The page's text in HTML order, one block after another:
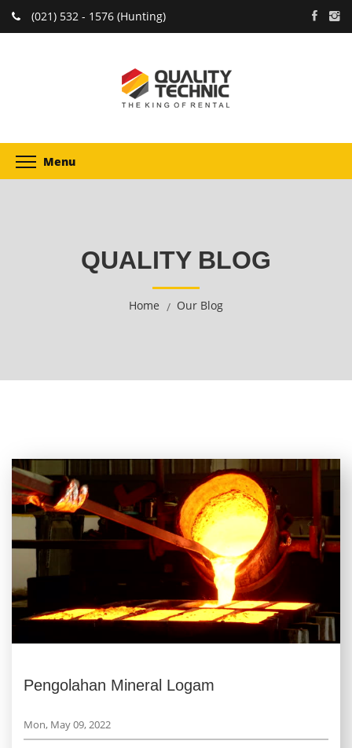
(021) 532 - 1576 (Hunting)
Menu
QUALITY BLOG
Home Our Blog
Pengolahan Mineral Logam
Mon, May 09, 2022